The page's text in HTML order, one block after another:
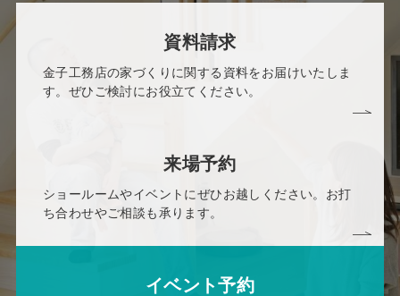
資料請求
金子工務店の家づくりに関する資料をお届けいたしま
す。ぜひご検討にお役立てください。
来場予約
ショールームやイベントにぜひお越しください。お打
ち合わせやご相談も承ります。
イベント予約